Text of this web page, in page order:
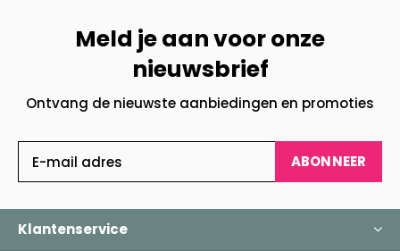
Meld je aan voor onze
nieuwsbrief
Ontvang de nieuwste aanbiedingen en promoties
ABONNEER
Klantenservice